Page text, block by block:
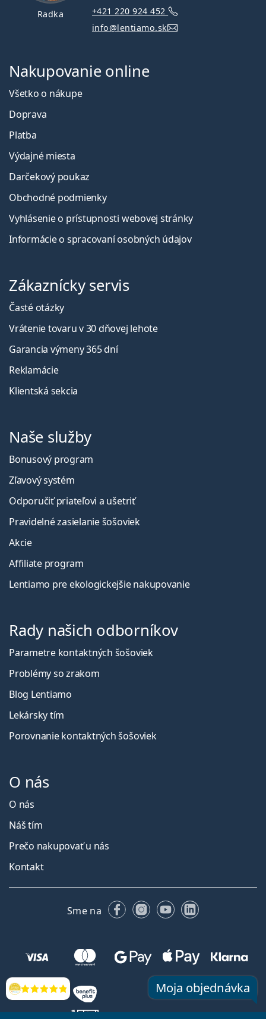
Hodnotenia Moja objednávka
Radka
+421 220 924 452
info@lentiamo.sk
Nakupovanie online
Všetko o nákupe
Doprava
Platba
Výdajné miesta
Darčekový poukaz
Obchodné podmienky
Vyhlásenie o prístupnosti webovej stránky
Informácie o spracovaní osobných údajov
Zákaznícky servis
Časté otázky
Vrátenie tovaru v 30 dňovej lehote
Garancia výmeny 365 dní
Reklamácie
Klientská sekcia
Naše služby
Bonusový program
Zľavový systém
Odporučiť priateľovi a ušetriť
Pravidelné zasielanie šošoviek
Akcie
Affiliate program
Lentiamo pre ekologickejšie nakupovanie
Rady našich odborníkov
Parametre kontaktných šošoviek
Problémy so zrakom
Blog Lentiamo
Lekársky tím
Porovnanie kontaktných šošoviek
O nás
O nás
Náš tím
Prečo nakupovať u nás
Kontakt
Sme na FacebookuInstagrame
YouTubeLinkedIn